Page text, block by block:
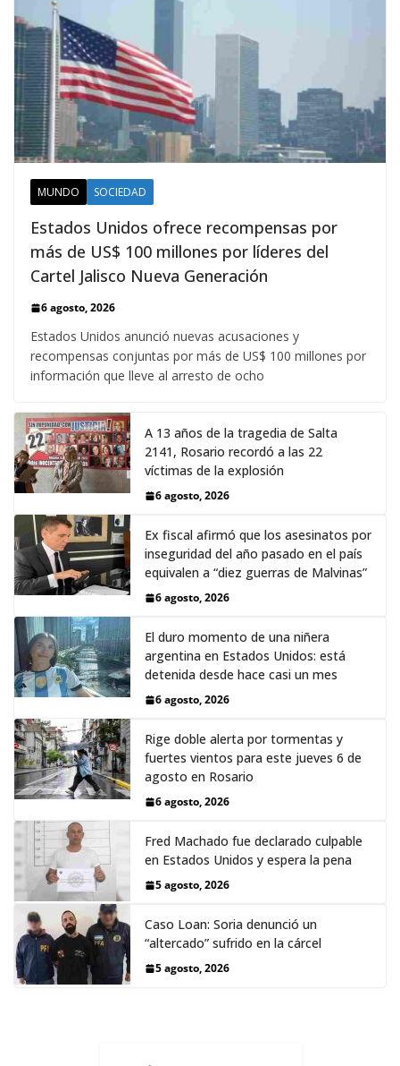
MUNDO SOCIEDAD
Estados Unidos ofrece recompensas por
más de US$ 100 millones por líderes del
Cartel Jalisco Nueva Generación
6 agosto, 2026
Estados Unidos anunció nuevas acusaciones y
recompensas conjuntas por más de US$ 100 millones por
información que lleve al arresto de ocho
A 13 años de la tragedia de Salta
2141, Rosario recordó a las 22
víctimas de la explosión
6 agosto, 2026
Ex fiscal afirmó que los asesinatos por
inseguridad del año pasado en el país
equivalen a “diez guerras de Malvinas”
6 agosto, 2026
El duro momento de una niñera
argentina en Estados Unidos: está
detenida desde hace casi un mes
6 agosto, 2026
Rige doble alerta por tormentas y
fuertes vientos para este jueves 6 de
agosto en Rosario
6 agosto, 2026
Fred Machado fue declarado culpable
en Estados Unidos y espera la pena
5 agosto, 2026
Caso Loan: Soria denunció un
“altercado” sufrido en la cárcel
5 agosto, 2026